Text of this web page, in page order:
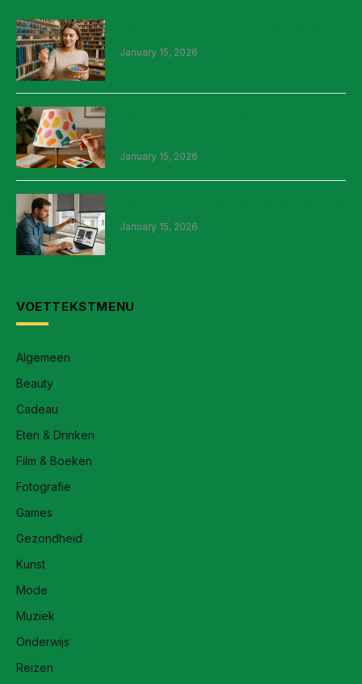
January 15, 2026
January 15, 2026
January 15, 2026
VOETTEKSTMENU
Algemeen
Beauty
Cadeau
Eten & Drinken
Film & Boeken
Fotografie
Games
Gezondheid
Kunst
Mode
Muziek
Onderwijs
Reizen